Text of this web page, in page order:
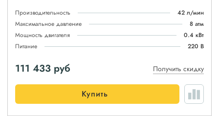
Производительность
42 л/мин
Максимальное давление
8 атм
Мощность двигателя
0.4 кВт
Питание
220 В
111 433 руб Получить скидку
Купить